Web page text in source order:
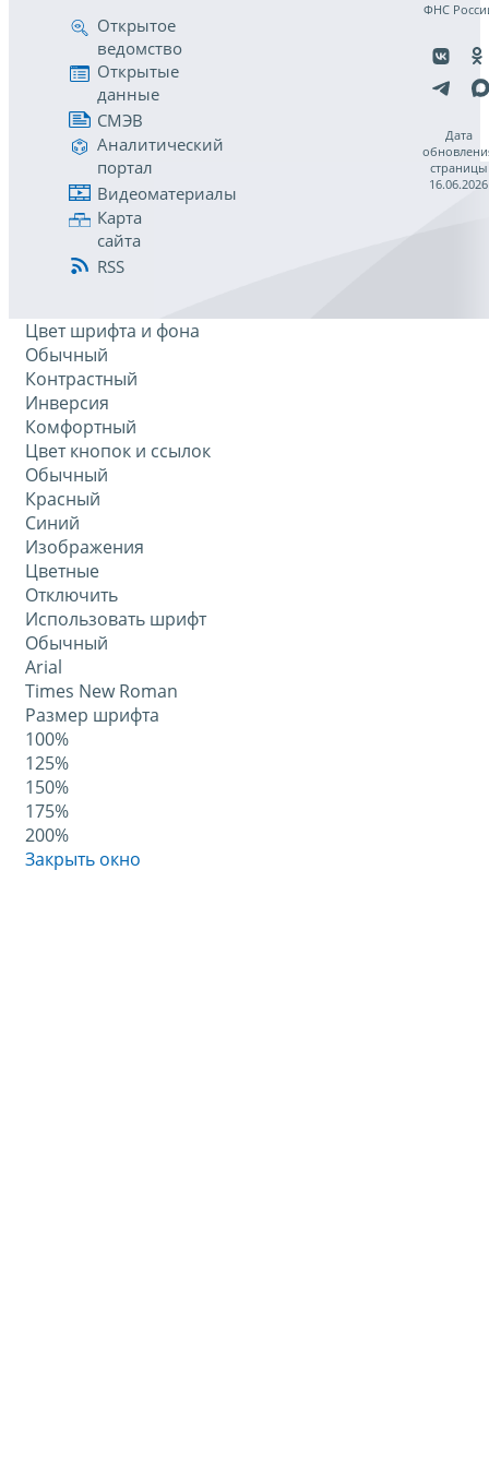
Открытое
ведомство
Открытые
данные
СМЭВ
Аналитический
портал
Видеоматериалы
Карта
сайта
RSS
ФНС
Дата
страницы
16.06.2026
Цвет шрифта и фона
Обычный
Контрастный
Инверсия
Комфортный
Цвет кнопок и ссылок
Обычный
Красный
Синий
Изображения
Цветные
Отключить
Использовать шрифт
Обычный
Arial
Times New Roman
Размер шрифта
100%
125%
150%
175%
200%
Закрыть окно